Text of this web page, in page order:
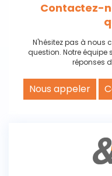
Contactez-
N'hésitez pas à nous
question. Notre équipe
réponses
Nous appeler